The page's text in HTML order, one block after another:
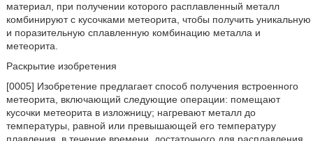
материал, при получении которого расплавленный металл
комбинируют с кусочками метеорита, чтобы получить уникальную
и поразительную сплавленную комбинацию металла и
метеорита.
Раскрытие изобретения
[0005] Изобретение предлагает способ получения встроенного
метеорита, включающий следующие операции: помещают
кусочки метеорита в изложницу; нагревают металл до
температуры, равной или превышающей его температуру